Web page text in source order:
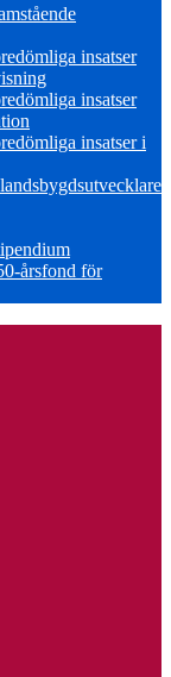
insatser
insatser
insatser i
årsfond för